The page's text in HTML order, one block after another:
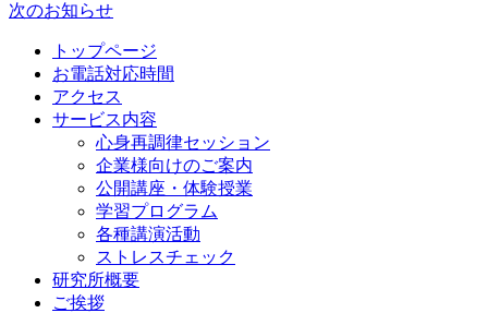
次のお知らせ
トップページ
お電話対応時間
アクセス
サービス内容
心身再調律セッション
企業様向けのご案内
公開講座・体験授業
学習プログラム
各種講演活動
ストレスチェック
研究所概要
ご挨拶